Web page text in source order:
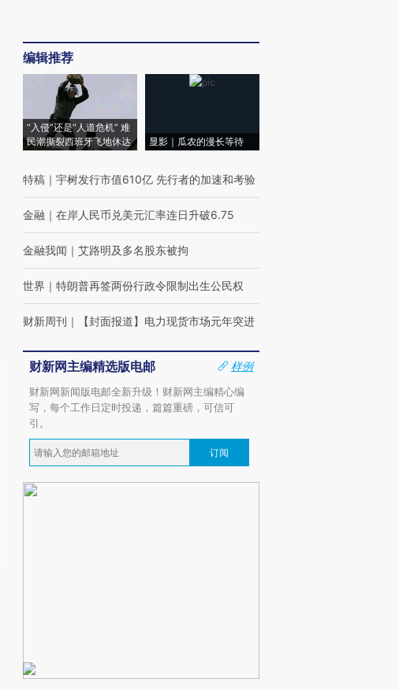
编辑推荐
“入侵”还是“人道危机” 难
民潮撕裂西班牙飞地休达
显影｜瓜农的漫长等待
特稿 ｜ 宇树发行市值610亿 先行者的加速和考验
金融 ｜ 在岸人民币兑美元汇率连日升破6.75
金融我闻 ｜ 艾路明及多名股东被拘
世界 ｜ 特朗普再签两份行政令限制出生公民权
财新周刊 ｜ 【封面报道】电力现货市场元年突进
财新网主编精选版电邮
样例
财新网新闻版电邮全新升级！财新网主编精心编
写，每个工作日定时投递，篇篇重磅，可信可
引。
订阅